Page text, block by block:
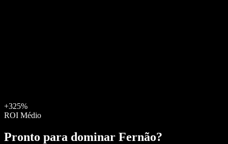
+325%
ROI Médio
Pronto para dominar Fernão?